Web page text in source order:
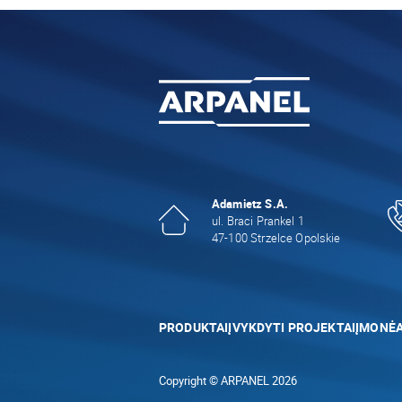
Adamietz S.A.
ul. Braci Prankel 1
47-100 Strzelce Opolskie
PRODUKTAIĮVYKDYTI PROJEKTAIĮMONĖ
Copyright © ARPANEL 2026